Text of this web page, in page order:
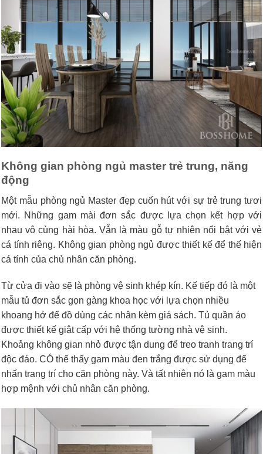
Không gian phòng ngủ master trẻ trung, năng
động
Một mẫu phòng ngủ Master đẹp cuốn hút với sự trẻ trung tươi
mới. Những gam mài đơn sắc được lựa chọn kết hợp với
nhau vô cùng hài hòa. Vẫn là màu gỗ tự nhiên nổi bật với vẻ
cá tính riêng. Không gian phòng ngủ được thiết kế để thế hiện
cá tính của chủ nhân căn phòng.
Từ cửa đi vào sẽ là phòng vệ sinh khép kín. Kế tiếp đó là một
mẫu tủ đơn sắc gọn gàng khoa học với lựa chọn nhiều
khoang hở để đồ dùng các nhân kèm giá sách. Tủ quần áo
được thiết kế giật cấp với hệ thống tường nhà vệ sinh.
Khoảng không gian nhỏ được tận dung để treo tranh trang trí
độc đáo. CÓ thể thấy gam màu đen trắng được sử dụng để
nhấn trang trí cho căn phòng này. Và tất nhiên nó là gam màu
hợp mệnh với chủ nhân căn phòng.